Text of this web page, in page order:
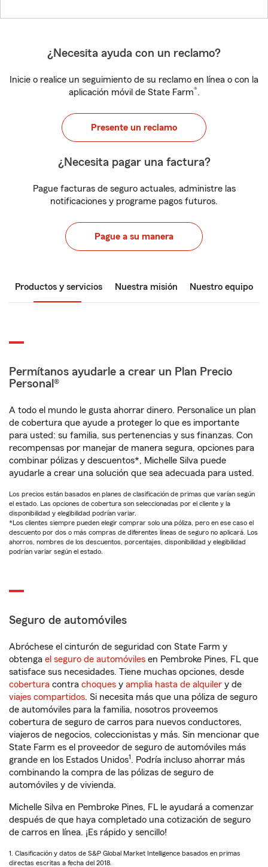
¿Necesita ayuda con un reclamo?
Inicie o realice un seguimiento de su reclamo en línea o con la
aplicación móvil de State Farm®.
Presente un reclamo
¿Necesita pagar una factura?
Pague facturas de seguro actuales, administre las
notificaciones y programe pagos futuros.
Pague a su manera
Productos y servicios Nuestra misión Nuestro equipo
Permítanos ayudarle a crear un Plan Precio
Personal®
A todo el mundo le gusta ahorrar dinero. Personalice un plan
de cobertura que ayude a proteger lo que es importante
para usted: su familia, sus pertenencias y sus finanzas. Con
recompensas por manejar de manera segura, opciones para
combinar pólizas y descuentos*, Michelle Silva puede
ayudarle a crear una solución que sea adecuada para usted.
Los precios están basados en planes de clasificación de primas que varían según
el estado. Las opciones de cobertura son seleccionadas por el cliente y la
disponibilidad y elegibilidad podrían variar.
*Los clientes siempre pueden elegir comprar solo una póliza, pero en ese caso el
descuento por dos o más compras de diferentes líneas de seguro no aplicará. Los
ahorros, nombres de los descuentos, porcentajes, disponibilidad y elegibilidad
podrían variar según el estado.
Seguro de automóviles
Abróchese el cinturón de seguridad con State Farm y
obtenga el seguro de automóviles en Pembroke Pines, FL que
satisface sus necesidades. Tiene muchas opciones, desde
cobertura contra choques y amplia hasta de alquiler y de
viajes compartidos. Si necesita más que una póliza de seguro
de automóviles para la familia, nosotros proveemos
cobertura de seguro de carros para nuevos conductores,
viajeros de negocios, coleccionistas y más. Sin mencionar que
State Farm es el proveedor de seguro de automóviles más
grande en los Estados Unidos1. Podría incluso ahorrar más
combinando la compra de las pólizas de seguro de
automóviles y de vivienda.
Michelle Silva en Pembroke Pines, FL le ayudará a comenzar
después de que haya completado una cotización de seguro
de carros en línea. ¡Es rápido y sencillo!
1. Clasificación y datos de S&P Global Market Intelligence basados en primas
directas escritas a fecha del 2018.